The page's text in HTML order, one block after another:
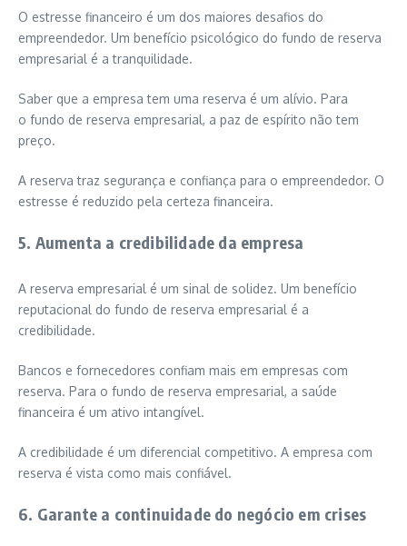
O estresse financeiro é um dos maiores desafios do
empreendedor. Um benefício psicológico do fundo de reserva
empresarial é a tranquilidade.
Saber que a empresa tem uma reserva é um alívio. Para
o fundo de reserva empresarial, a paz de espírito não tem
preço.
A reserva traz segurança e confiança para o empreendedor. O
estresse é reduzido pela certeza financeira.
5. Aumenta a credibilidade da empresa
A reserva empresarial é um sinal de solidez. Um benefício
reputacional do fundo de reserva empresarial é a
credibilidade.
Bancos e fornecedores confiam mais em empresas com
reserva. Para o fundo de reserva empresarial, a saúde
financeira é um ativo intangível.
A credibilidade é um diferencial competitivo. A empresa com
reserva é vista como mais confiável.
6. Garante a continuidade do negócio em crises